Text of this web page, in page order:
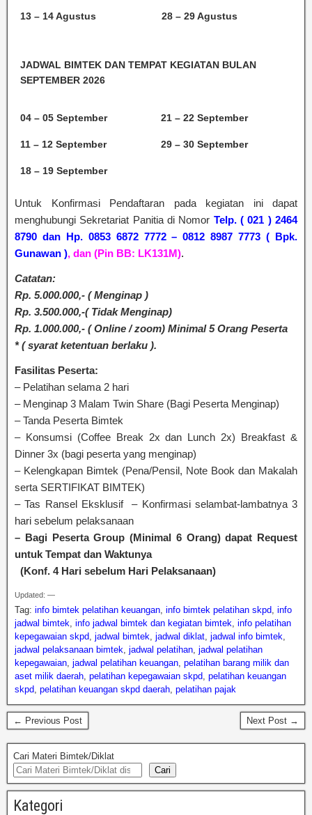
13 – 14 Agustus 28 – 29 Agustus
JADWAL BIMTEK DAN TEMPAT KEGIATAN BULAN
SEPTEMBER 2026
04 – 05 September 21 – 22 September
11 – 12 September 29 – 30 September
18 – 19 September
Untuk Konfirmasi Pendaftaran pada kegiatan ini dapat
menghubungi Sekretariat Panitia di Nomor Telp. ( 021 ) 2464
8790 dan Hp. 0853 6872 7772 – 0812 8987 7773 ( Bpk.
Gunawan ), dan (Pin BB: LK131M).
Catatan:
Rp. 5.000.000,- ( Menginap )
Rp. 3.500.000,-( Tidak Menginap)
Rp. 1.000.000,- ( Online / zoom) Minimal 5 Orang Peserta
* ( syarat ketentuan berlaku ).
Fasilitas Peserta:
– Pelatihan selama 2 hari
– Menginap 3 Malam Twin Share (Bagi Peserta Menginap)
– Tanda Peserta Bimtek
– Konsumsi (Coffee Break 2x dan Lunch 2x) Breakfast &
Dinner 3x (bagi peserta yang menginap)
– Kelengkapan Bimtek (Pena/Pensil, Note Book dan Makalah
serta SERTIFIKAT BIMTEK)
– Tas Ransel Eksklusif – Konfirmasi selambat-lambatnya 3
hari sebelum pelaksanaan
– Bagi Peserta Group (Minimal 6 Orang) dapat Request
untuk Tempat dan Waktunya
(Konf. 4 Hari sebelum Hari Pelaksanaan)
Updated: —
Tag: info bimtek pelatihan keuangan, info bimtek pelatihan skpd, info
jadwal bimtek, info jadwal bimtek dan kegiatan bimtek, info pelatihan
kepegawaian skpd, jadwal bimtek, jadwal diklat, jadwal info bimtek,
jadwal pelaksanaan bimtek, jadwal pelatihan, jadwal pelatihan
kepegawaian, jadwal pelatihan keuangan, pelatihan barang milik dan
aset milik daerah, pelatihan kepegawaian skpd, pelatihan keuangan
skpd, pelatihan keuangan skpd daerah, pelatihan pajak
← Previous Post Next Post →
Cari Materi Bimtek/Diklat
Cari
Kategori